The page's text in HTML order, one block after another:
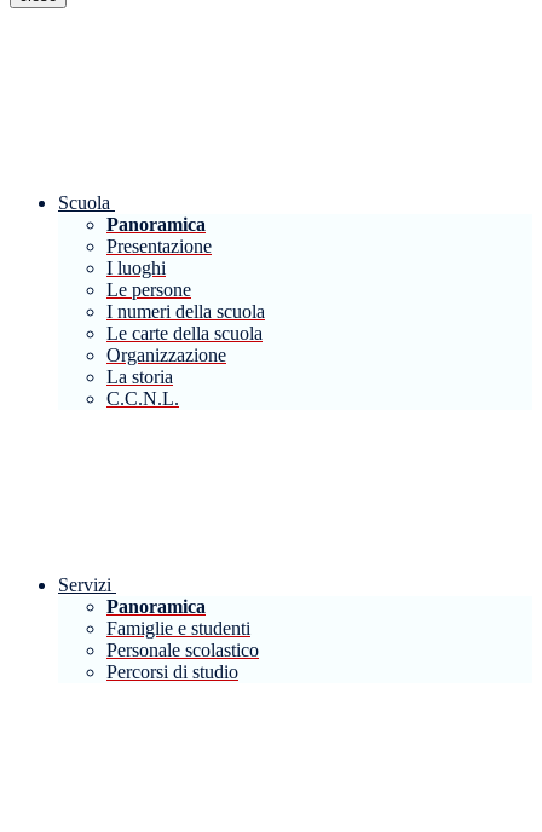
Scuola
Panoramica
Presentazione
I luoghi
Le persone
I numeri della scuola
Le carte della scuola
Organizzazione
La storia
C.C.N.L.
Servizi
Panoramica
Famiglie e studenti
Personale scolastico
Percorsi di studio